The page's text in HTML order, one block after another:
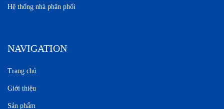
Hệ thống nhà phân phối
NAVIGATION
Trang chủ
Giới thiệu
Sản phẩm